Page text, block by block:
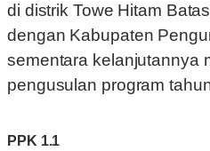
di distrik Towe Hitam
dengan Kabupaten
sementara kelanjutannya
pengusulan program
PPK 1.1